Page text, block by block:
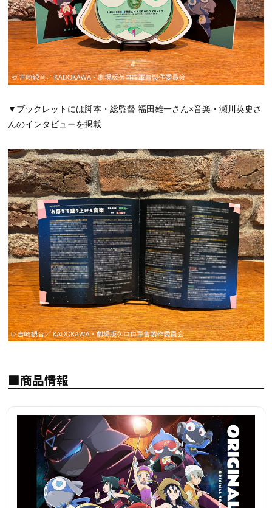
▼ブックレットには脚本・総監督 福田雄一さん×音楽・瀬川英史さ
んのインタビューを掲載
■商品情報